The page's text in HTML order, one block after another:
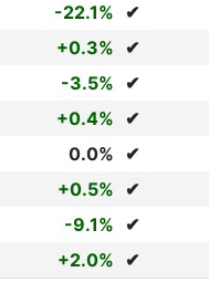
-22.1% ✔
+0.3% ✔
-3.5% ✔
+0.4% ✔
0.0% ✔
+0.5% ✔
-9.1% ✔
+2.0% ✔